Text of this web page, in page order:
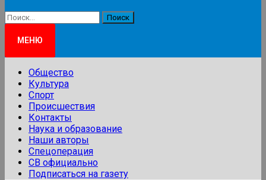
Найти:
МЕНЮ
Общество
Культура
Спорт
Происшествия
Контакты
Наука и образование
Наши авторы
Спецоперация
СВ официально
Подписаться на газету